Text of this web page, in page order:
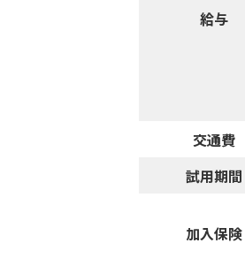
給与
交通費
試用期間
加入保険